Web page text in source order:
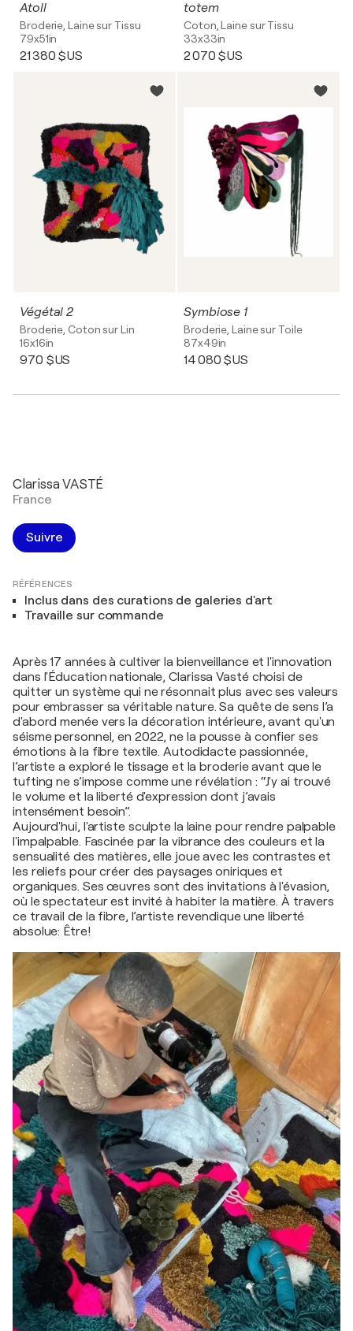
Atoll
Broderie, Laine sur Tissu
79x51in
21 380 $US
totem
Coton, Laine sur Tissu
33x33in
2 070 $US
Végétal 2
Broderie, Coton sur Lin
16x16in
970 $US
Symbiose 1
Broderie, Laine sur Toile
87x49in
14 080 $US
Clarissa VASTÉ
France
Suivre
RÉFÉRENCES
Inclus dans des curations de galeries d'art
Travaille sur commande
Après 17 années à cultiver la bienveillance et l'innovation
dans l'Éducation nationale, Clarissa Vasté choisi de
quitter un système qui ne résonnait plus avec ses valeurs
pour embrasser sa véritable nature. Sa quête de sens l’a
d'abord menée vers la décoration intérieure, avant qu'un
séisme personnel, en 2022, ne la pousse à confier ses
émotions à la fibre textile. Autodidacte passionnée,
l’artiste a exploré le tissage et la broderie avant que le
tufting ne s’impose comme une révélation : “J'y ai trouvé
le volume et la liberté d'expression dont j’avais
intensément besoin”.
Aujourd'hui, l'artiste sculpte la laine pour rendre palpable
l'impalpable. Fascinée par la vibrance des couleurs et la
sensualité des matières, elle joue avec les contrastes et
les reliefs pour créer des paysages oniriques et
organiques. Ses œuvres sont des invitations à l'évasion,
où le spectateur est invité à habiter la matière. À travers
ce travail de la fibre, l’artiste revendique une liberté
absolue: Être!